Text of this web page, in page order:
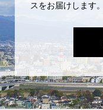
スをお届けします。